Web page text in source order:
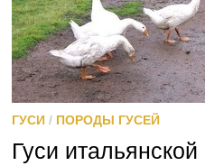
ГУСИ/ ПОРОДЫ ГУСЕЙ
Гуси